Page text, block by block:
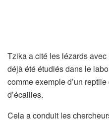
Tzika a cité les lézards
déjà été étudiés dans le
comme exemple d’un
d’écailles.
Cela a conduit les